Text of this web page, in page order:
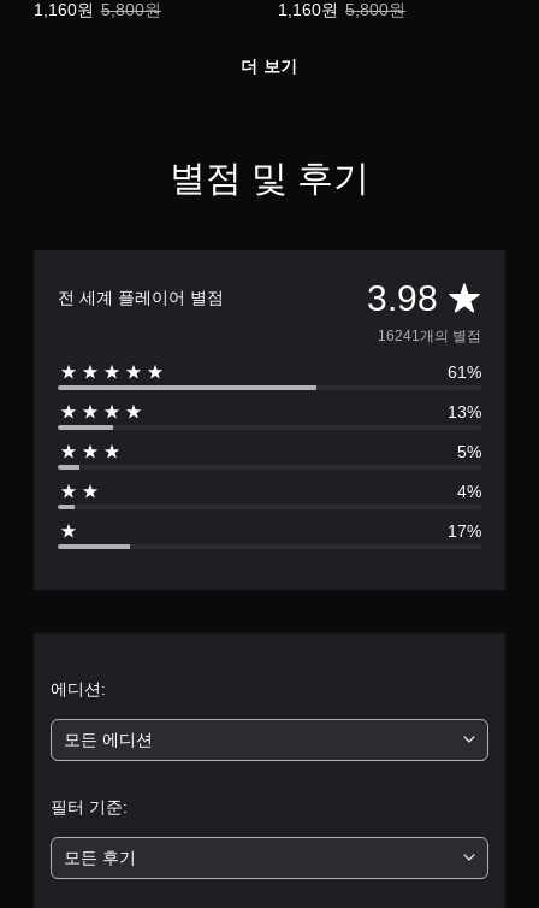
1,160원
특별가: 1,160원. 일반가: 5,800원.
5,800원 1,160원
특별가: 1,160원. 일반가: 5,800원.
5,800원
더 보기
별점 및 후기
전 세계 플레이어 별점 3.98 총
1
6
2
1
부
5
개
16241개의 별점
61%
13%
5%
4%
17%
에디션:
모든 에디션
필터 기준:
모든 후기